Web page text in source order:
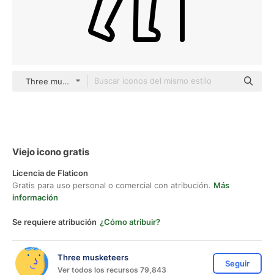
Three musketeers outline
Viejo icono gratis
Licencia de Flaticon
Gratis para uso personal o comercial con atribución. Más
información
Se requiere atribución ¿Cómo atribuir?
Three musketeers
Ver todos los recursos 79,843
Seguir